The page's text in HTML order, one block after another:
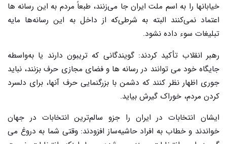
خیابانها را به اسم ملت ایران جا می‌زنند، طبعاً مردم به این رسانه ها
اعتماد نمی‌کنند البته به شرطی‌که از داخل به این رسانه‌ها مایه
تبلیغات سوء داده نشود.
رهبر انقلاب تأکید کردند: گویندگانی که تریبون دارند یا به‌واسطه
جایگاه خود می توانند در رسانه ها و فضای مجازی حرف بزنند، نباید
جوری اظهار نظر کنند که دشمن با بزرگنمایی حرف آنها، برای دلسرد
کردن مردم، خوراک گیرش بیاید.
ایشان انتخابات در ایران را جزو سالم‌ترین انتخابات در جهان
خواندند و خطاب به افراد حاشیه‌ساز افزودند: وقتی شما به دروغ می